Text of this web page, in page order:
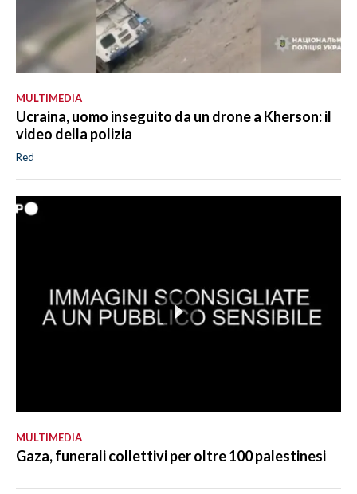
MULTIMEDIA
Ucraina, uomo inseguito da un drone a Kherson: il
video della polizia
Red
MULTIMEDIA
Gaza, funerali collettivi per oltre 100 palestinesi